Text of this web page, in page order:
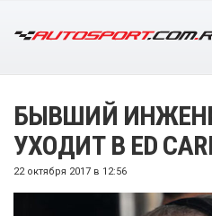
БЫВШИЙ
УХОДИТ В ED
22 октября 2017 в 12:56